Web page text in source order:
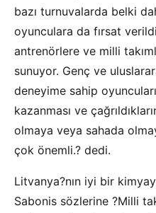
bazı turnuvalarda belki
oyunculara da fırsat
antrenörlere ve milli
sunuyor. Genç ve
deneyime sahip
kazanması ve
olmaya veya sahada
çok önemli.? dedi.
Litvanya?nın iyi bir
Sabonis sözlerine ?Milli